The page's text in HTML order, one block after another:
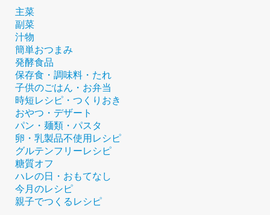
主菜
副菜
汁物
簡単おつまみ
発酵食品
保存食・調味料・たれ
子供のごはん・お弁当
時短レシピ・つくりおき
おやつ・デザート
パン・麺類・パスタ
卵・乳製品不使用レシピ
グルテンフリーレシピ
糖質オフ
ハレの日・おもてなし
今月のレシピ
親子でつくるレシピ